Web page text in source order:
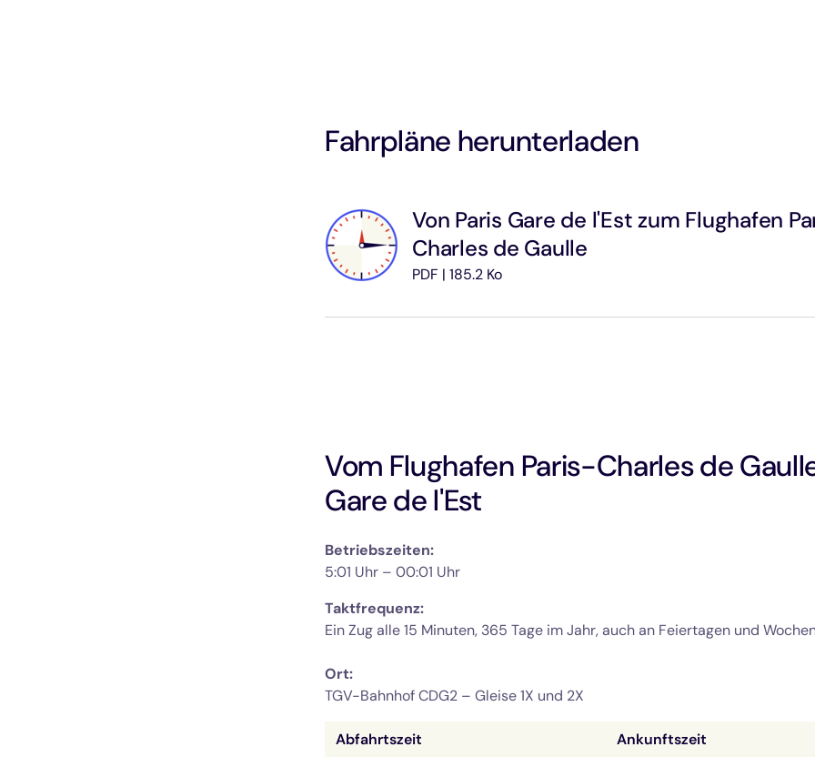
Fahrpläne herunterladen
Von Paris Gare de l'Est zum Flughafen
Charles de Gaulle
PDF | 185.2 Ko
Vom Flughafen Paris-Charles de
Gare de l'Est
Betriebszeiten:
5:01 Uhr – 00:01 Uhr
Taktfrequenz:
Ort:
TGV-Bahnhof CDG2 – Gleise 1X und 2X
Abfahrtszeit
Ankunftszeit